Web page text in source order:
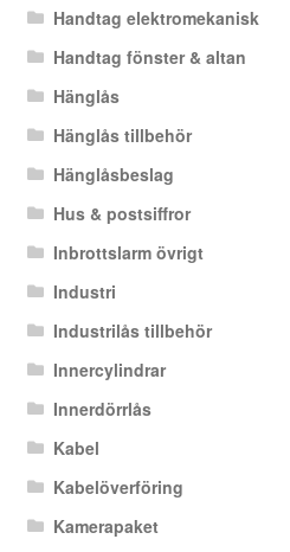
Handtag elektromekanisk
Handtag fönster & altan
Hänglås
Hänglås tillbehör
Hänglåsbeslag
Hus & postsiffror
Inbrottslarm övrigt
Industri
Industrilås tillbehör
Innercylindrar
Innerdörrlås
Kabel
Kabelöverföring
Kamerapaket